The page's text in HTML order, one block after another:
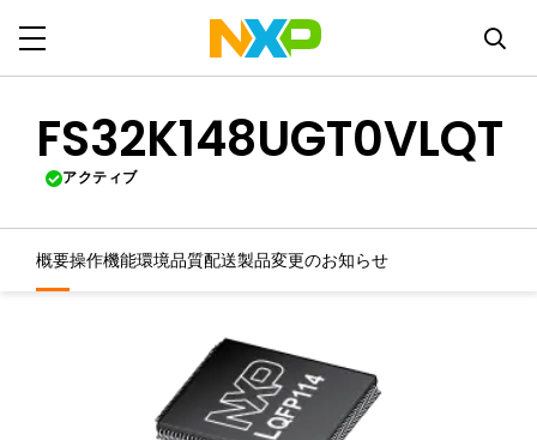
FS32K148UGT0VLQT
アクティブ
概要操作機能環境品質配送製品変更のお知らせ